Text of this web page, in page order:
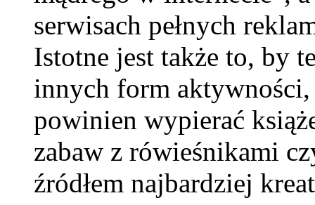
serwisach pełnych
Istotne jest także to, by
innych form aktywności,
powinien wypierać
zabaw z rówieśnikami
źródłem najbardziej